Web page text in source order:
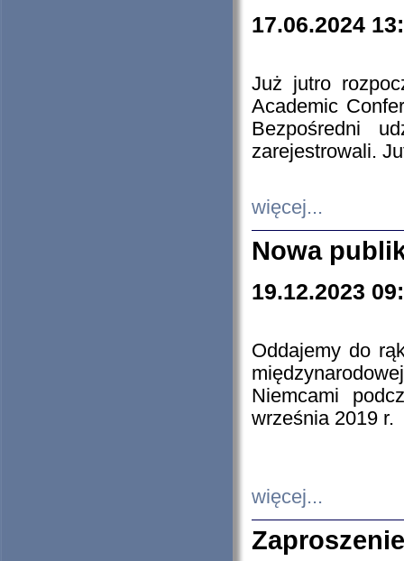
17.06.2024
Już jutro
Academic
Bezpośredni
zarejestrowali.
więcej...
Nowa
19.12.2023
Oddajemy do
Niemcami
września 2019 r.
więcej...